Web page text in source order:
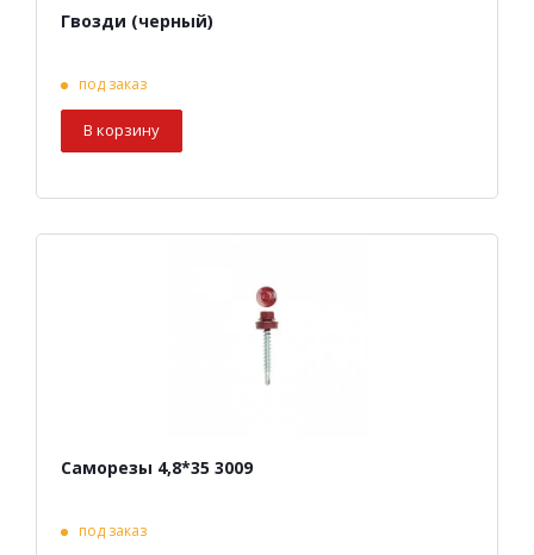
Гвозди (черный)
под заказ
В корзину
Саморезы 4,8*35 3009
под заказ